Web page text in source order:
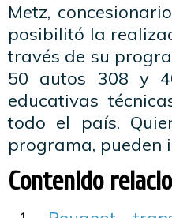
Metz,
posibilitó la
través de su
50 autos 308 y
educativas
todo el país.
programa, pueden
Contenido